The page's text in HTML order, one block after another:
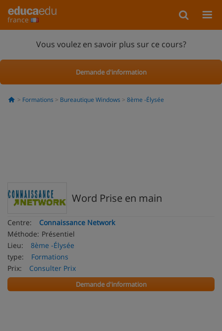
france
Vous voulez en savoir plus sur ce cours?
Demande d'information
Formations Bureautique Windows 8ème -Élysée
Word Prise en main
Centre:
Connaissance Network
Méthode: Présentiel
Lieu:
8ème -Élysée
type:
Formations
Prix:
Consulter Prix
Demande d'information